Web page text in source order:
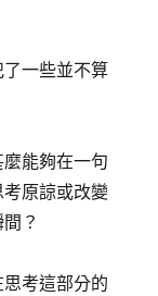
一些並不算
能夠在一句
原諒或改變
？
考這部分的